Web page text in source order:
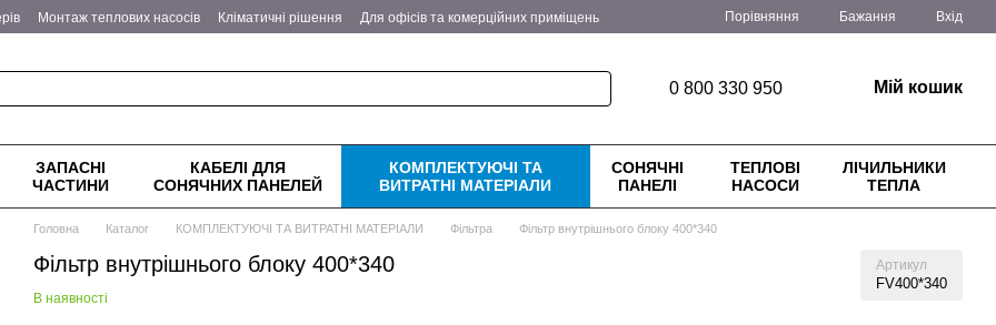
Монтаж теплових насосів Кліматичні рішення
Для офісів та комерційних приміщень
Порівняння Бажання Вхід
0 800 330 950 Мій кошик
ЗАПАСНІ
ЧАСТИНИ
КАБЕЛІ ДЛЯ
СОНЯЧНИХ ПАНЕЛЕЙ
КОМПЛЕКТУЮЧІ ТА
ВИТРАТНІ МАТЕРІАЛИ
СОНЯЧНІ
ПАНЕЛІ
ТЕПЛОВІ
НАСОСИ
ЛІЧИЛЬНИКИ
ТЕПЛА
Головна Каталог КОМПЛЕКТУЮЧІ ТА ВИТРАТНІ МАТЕРІАЛИ Фільтра Фільтр внутрішнього блоку 400*340
Фільтр внутрішнього блоку 400*340 Артикул
FV400*340
В наявності